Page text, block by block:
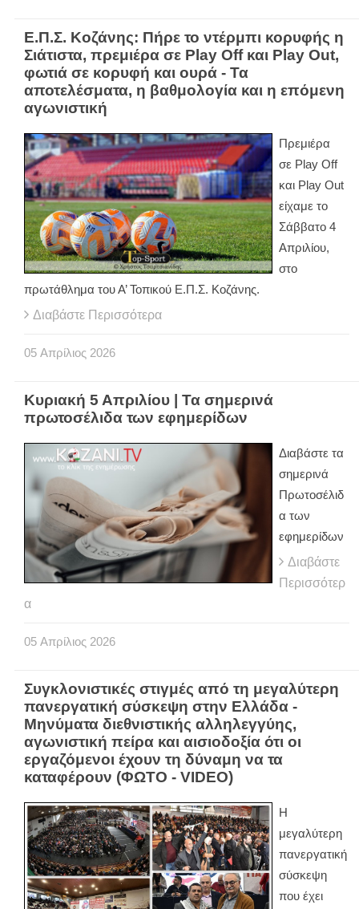
Ε.Π.Σ. Κοζάνης: Πήρε το ντέρμπι κορυφής η
Σιάτιστα, πρεμιέρα σε Play Off και Play Out,
φωτιά σε κορυφή και ουρά - Τα
αποτελέσματα, η βαθμολογία και η επόμενη
αγωνιστική
Πρεμιέρα
σε Play Off
και Play Out
είχαμε το
Σάββατο 4
Απριλίου,
στο
πρωτάθλημα του Α’ Τοπικού Ε.Π.Σ. Κοζάνης.
Διαβάστε Περισσότερα
05 Απρίλιος 2026
Κυριακή 5 Απριλίου | Τα σημερινά
πρωτοσέλιδα των εφημερίδων
Διαβάστε τα
σημερινά
Πρωτοσέλιδ
α των
εφημερίδων
Διαβάστε
Περισσότερ
α
05 Απρίλιος 2026
Συγκλονιστικές στιγμές από τη μεγαλύτερη
πανεργατική σύσκεψη στην Ελλάδα -
Μηνύματα διεθνιστικής αλληλεγγύης,
αγωνιστική πείρα και αισιοδοξία ότι οι
εργαζόμενοι έχουν τη δύναμη να τα
καταφέρουν (ΦΩΤΟ - VIDEO)
Η
μεγαλύτερη
πανεργατική
σύσκεψη
που έχει